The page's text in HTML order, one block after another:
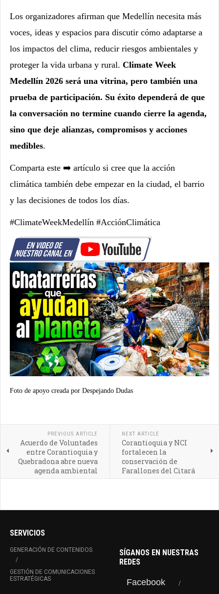
Los organizadores afirman que Medellín necesita más
voces, ideas y espacios para discutir cómo adaptarse a
los impactos del clima, reducir riesgos ambientales y
proteger la vida urbana y rural. Climate Week
Medellín 2026 será una vitrina, pero también una
prueba de participación. Su éxito dependerá de que
la conversación no termine cuando cierre la agenda,
sino que deje alianzas, compromisos y acciones
medibles.
Comparta este ➡️ artículo si cree que la acción
climática también debe empezar en la ciudad, el barrio
y las decisiones de todos los días.
#ClimateWeekMedellín #AcciónClimática
Foto de apoyo creada por Despejando Dudas
PREVIOUS ARTICLE
Acuerdo de Voluntades
entre Corantioquia y
Quebradona abre nueva
agenda ambiental
NEXT ARTICLE
Corantioquia y NCI
fortalecen la
conservación de
Farallones del Citará
SERVICIOS
GENERACIÓN DE CONTENIDOS
GESTIÓN DE COMUNICACIONES
ESTRATÉGICAS
SÍGANOS EN NUESTRAS
REDES
Facebook